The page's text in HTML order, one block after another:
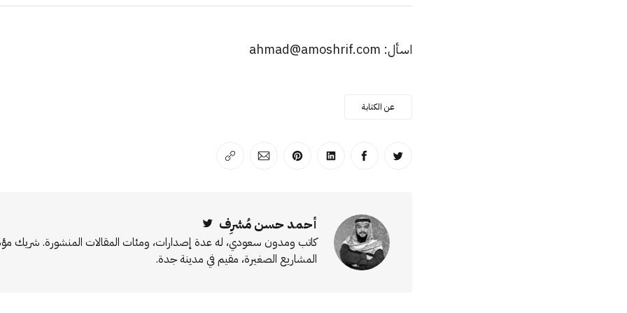
اسأل: ahmad@amoshrif.com
عن الكتابة
انشر على تويترانشر على الفيسبوك
انشر على لينكد إن
انشر على بينترست
انشر على الإيميل
انسخ الرابط
أحمد حسن مُشرِف
كاتب ومدون سعودي، له عدة إصدارات، ومئات المقالات المنشورة.
المشاريع الصغيرة، مقيم في مدينة جدة.